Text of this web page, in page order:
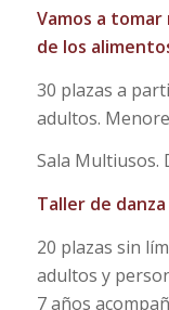
Vamos a
de los
30 plazas a
adultos.
Sala Multiusos.
Taller de
20 plazas sin
adultos y
7 años